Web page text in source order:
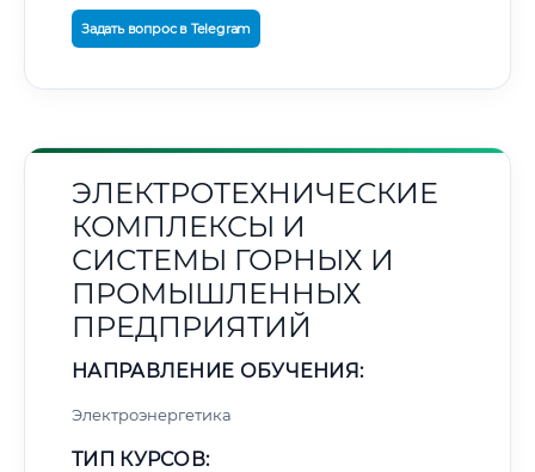
Задать вопрос в Telegram
ЭЛЕКТРОТЕХНИЧЕСКИЕ
КОМПЛЕКСЫ И
СИСТЕМЫ ГОРНЫХ И
ПРОМЫШЛЕННЫХ
ПРЕДПРИЯТИЙ
НАПРАВЛЕНИЕ ОБУЧЕНИЯ:
Электроэнергетика
ТИП КУРСОВ: